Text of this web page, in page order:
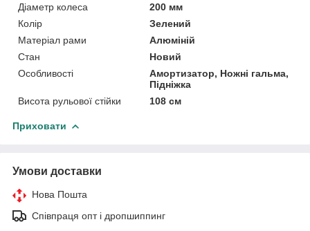
Діаметр колеса
200 мм
Колір
Зелений
Матеріал рами
Алюміній
Стан
Новий
Особливості
Амортизатор, Ножні гальма,
Підніжка
Висота рульової стійки
108 см
Приховати
Умови доставки
Нова Пошта
Співпраця опт і дропшиппинг